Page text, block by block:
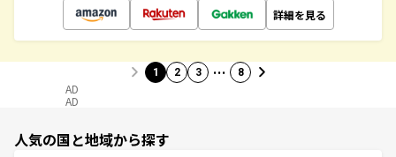
詳細を見る
1 2 3 … 8
AD
AD
人気の国と地域から探す